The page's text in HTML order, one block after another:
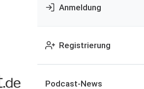
Anmeldung
Registrierung
Podcast-News